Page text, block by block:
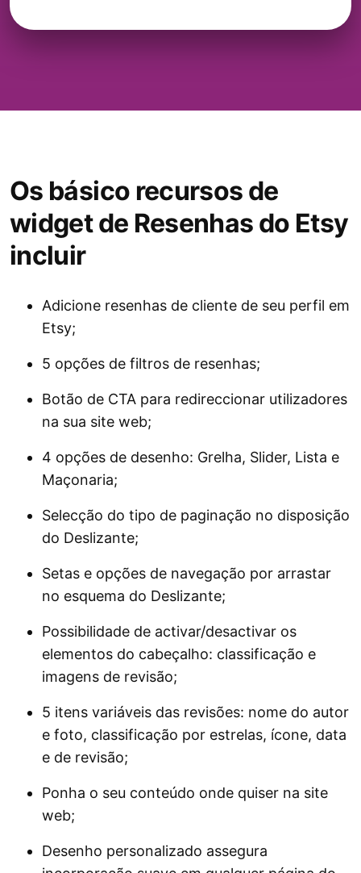
Os básico recursos de
widget de Resenhas do Etsy
incluir
Adicione resenhas de cliente de seu perfil em
Etsy;
5 opções de filtros de resenhas;
Botão de CTA para redireccionar utilizadores
na sua site web;
4 opções de desenho: Grelha, Slider, Lista e
Maçonaria;
Selecção do tipo de paginação no disposição
do Deslizante;
Setas e opções de navegação por arrastar
no esquema do Deslizante;
Possibilidade de activar/desactivar os
elementos do cabeçalho: classificação e
imagens de revisão;
5 itens variáveis das revisões: nome do autor
e foto, classificação por estrelas, ícone, data
e de revisão;
Ponha o seu conteúdo onde quiser na site
web;
Desenho personalizado assegura